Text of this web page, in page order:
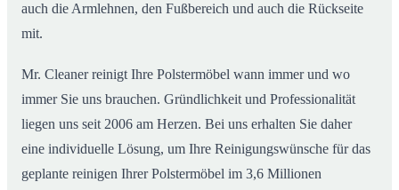
auch die Armlehnen, den Fußbereich und auch die Rückseite
mit.
Mr. Cleaner reinigt Ihre Polstermöbel wann immer und wo
immer Sie uns brauchen. Gründlichkeit und Professionalität
liegen uns seit 2006 am Herzen. Bei uns erhalten Sie daher
eine individuelle Lösung, um Ihre Reinigungswünsche für das
geplante reinigen Ihrer Polstermöbel im 3,6 Millionen